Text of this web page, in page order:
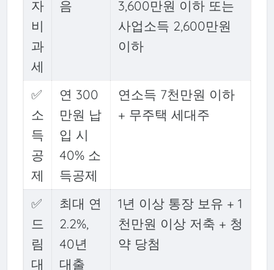
자
비
과
세
음
3,600만원 이하 또는
사업소득 2,600만원
이하
✅
소
득
공
제
연 300
만원 납
입 시
40% 소
득공제
연소득 7천만원 이하
+ 무주택 세대주
✅
드
림
대
최대 연
2.2%,
40년
대출
1년 이상 통장 보유 + 1
천만원 이상 저축 + 청
약 당첨